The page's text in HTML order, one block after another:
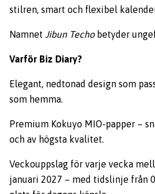
stilren, smart och flexibel
Namnet Jibun Techo betyder
Varför Biz Diary?
Elegant, nedtonad design som
som hemma.
Premium Kokuyo MIO-papper –
och av högsta kvalitet.
Veckouppslag för varje vecka
januari 2027 – med tidslinje från